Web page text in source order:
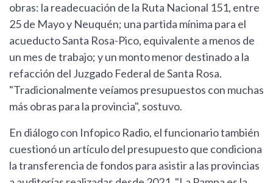
obras: la readecuación de la Ruta Nacional 151, entre
25 de Mayo y Neuquén; una partida mínima para el
acueducto Santa Rosa-Pico, equivalente a menos de
un mes de trabajo; y un monto menor destinado a la
refacción del Juzgado Federal de Santa Rosa.
"Tradicionalmente veíamos presupuestos con muchas
más obras para la provincia", sostuvo.
En diálogo con Infopico Radio, el funcionario también
cuestionó un artículo del presupuesto que condiciona
la transferencia de fondos para asistir a las provincias